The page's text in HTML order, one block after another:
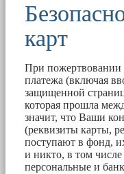
карт
При пожертвовании
платежа (включая
защищенной
которая прошла
значит, что Ваши
(реквизиты карты,
поступают в фонд,
и никто, в том
персональные и